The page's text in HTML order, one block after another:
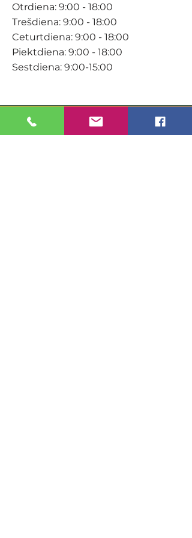
Otrdiena: 9:00 - 18:00
Trešdiena: 9:00 - 18:00
Ceturtdiena: 9:00 - 18:00
Piektdiena: 9:00 - 18:00
Sestdiena: 9:00-15:00
KONTAKTI